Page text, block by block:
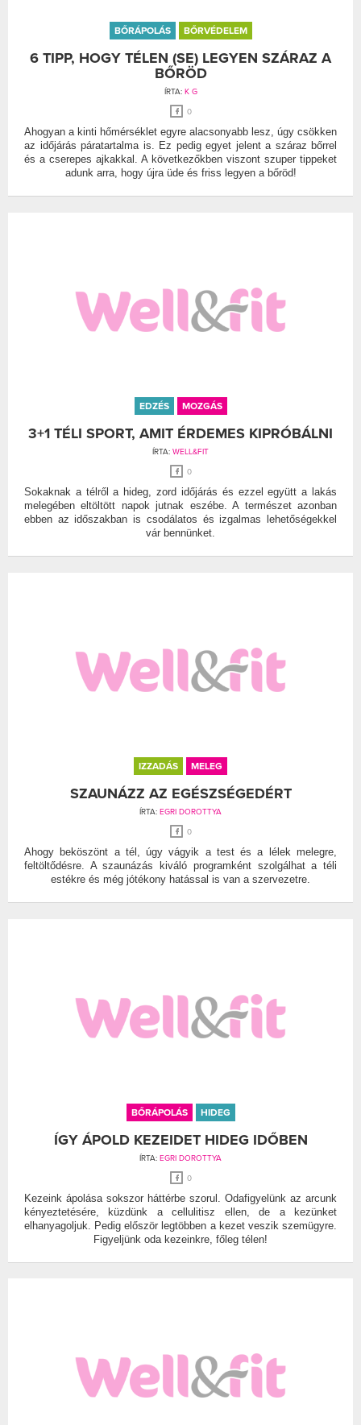
BŐRÁPOLÁS BŐRVÉDELEM
6 TIPP, HOGY TÉLEN (SE) LEGYEN SZÁRAZ A
BŐRÖD
ÍRTA: K G
0
Ahogyan a kinti hőmérséklet egyre alacsonyabb lesz, úgy csökken
az időjárás páratartalma is. Ez pedig egyet jelent a száraz bőrrel
és a cserepes ajkakkal. A következőkben viszont szuper tippeket
adunk arra, hogy újra üde és friss legyen a bőröd!
EDZÉS MOZGÁS
3+1 TÉLI SPORT, AMIT ÉRDEMES KIPRÓBÁLNI
ÍRTA: WELL&FIT
0
Sokaknak a télről a hideg, zord időjárás és ezzel együtt a lakás
melegében eltöltött napok jutnak eszébe. A természet azonban
ebben az időszakban is csodálatos és izgalmas lehetőségekkel
vár bennünket.
IZZADÁS MELEG
SZAUNÁZZ AZ EGÉSZSÉGEDÉRT
ÍRTA: EGRI DOROTTYA
0
Ahogy beköszönt a tél, úgy vágyik a test és a lélek melegre,
feltöltődésre. A szaunázás kiváló programként szolgálhat a téli
estékre és még jótékony hatással is van a szervezetre.
BŐRÁPOLÁS HIDEG
ÍGY ÁPOLD KEZEIDET HIDEG IDŐBEN
ÍRTA: EGRI DOROTTYA
0
Kezeink ápolása sokszor háttérbe szorul. Odafigyelünk az arcunk
kényeztetésére, küzdünk a cellulitisz ellen, de a kezünket
elhanyagoljuk. Pedig először legtöbben a kezet veszik szemügyre.
Figyeljünk oda kezeinkre, főleg télen!